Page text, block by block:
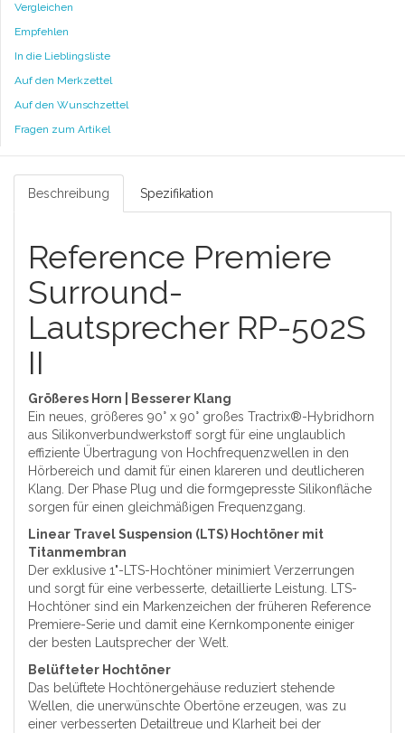
Vergleichen
Empfehlen
In die Lieblingsliste
Auf den Merkzettel
Auf den Wunschzettel
Fragen zum Artikel
Beschreibung Spezifikation
Reference Premiere
Surround-
Lautsprecher RP-502S
II
Größeres Horn | Besserer Klang
Ein neues, größeres 90° x 90° großes Tractrix®-Hybridhorn
aus Silikonverbundwerkstoff sorgt für eine unglaublich
effiziente Übertragung von Hochfrequenzwellen in den
Hörbereich und damit für einen klareren und deutlicheren
Klang. Der Phase Plug und die formgepresste Silikonfläche
sorgen für einen gleichmäßigen Frequenzgang.
Linear Travel Suspension (LTS) Hochtöner mit
Titanmembran
Der exklusive 1"-LTS-Hochtöner minimiert Verzerrungen
und sorgt für eine verbesserte, detaillierte Leistung. LTS-
Hochtöner sind ein Markenzeichen der früheren Reference
Premiere-Serie und damit eine Kernkomponente einiger
der besten Lautsprecher der Welt.
Belüfteter Hochtöner
Das belüftete Hochtönergehäuse reduziert stehende
Wellen, die unerwünschte Obertöne erzeugen, was zu
einer verbesserten Detailtreue und Klarheit bei der